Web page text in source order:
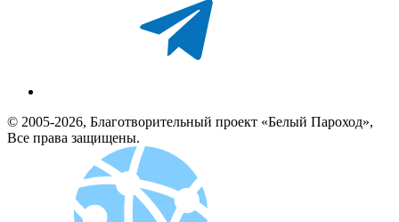
© 2005-2026, Благотворительный проект «Белый Пароход»,
Все права защищены.